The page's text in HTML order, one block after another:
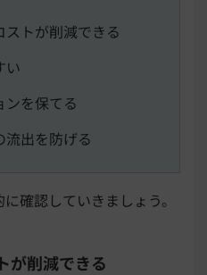
トが削減できる
い
ンを保てる
流出を防げる
確認していきましょう。
が削減できる